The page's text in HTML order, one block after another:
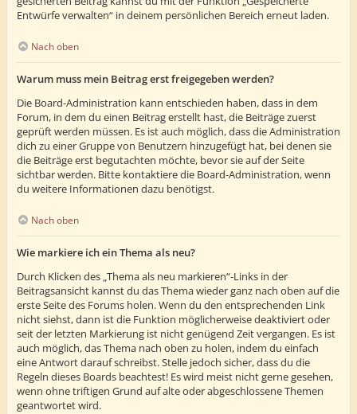
Entwürfe verwalten“ in deinem persönlichen Bereich erneut laden.
Nach oben
Warum muss mein Beitrag erst freigegeben werden?
Die Board-Administration kann entschieden haben, dass in dem
Forum, in dem du einen Beitrag erstellt hast, die Beiträge zuerst
geprüft werden müssen. Es ist auch möglich, dass die Administration
dich zu einer Gruppe von Benutzern hinzugefügt hat, bei denen sie
die Beiträge erst begutachten möchte, bevor sie auf der Seite
sichtbar werden. Bitte kontaktiere die Board-Administration, wenn
du weitere Informationen dazu benötigst.
Nach oben
Wie markiere ich ein Thema als neu?
Durch Klicken des „Thema als neu markieren“-Links in der
Beitragsansicht kannst du das Thema wieder ganz nach oben auf die
erste Seite des Forums holen. Wenn du den entsprechenden Link
nicht siehst, dann ist die Funktion möglicherweise deaktiviert oder
seit der letzten Markierung ist nicht genügend Zeit vergangen. Es ist
auch möglich, das Thema nach oben zu holen, indem du einfach
eine Antwort darauf schreibst. Stelle jedoch sicher, dass du die
Regeln dieses Boards beachtest! Es wird meist nicht gerne gesehen,
wenn ohne triftigen Grund auf alte oder abgeschlossene Themen
geantwortet wird.